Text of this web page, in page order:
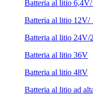
Batteria al litio
Batteria al litio 12V/
Batteria al litio 24V/
Batteria al litio 36V
Batteria al litio 48V
Batteria al litio ad